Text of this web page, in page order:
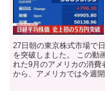
27日朝の東京株式市場で
を突破しました。 この動
れた9月のアメリカの消費
から、アメリカでは今週